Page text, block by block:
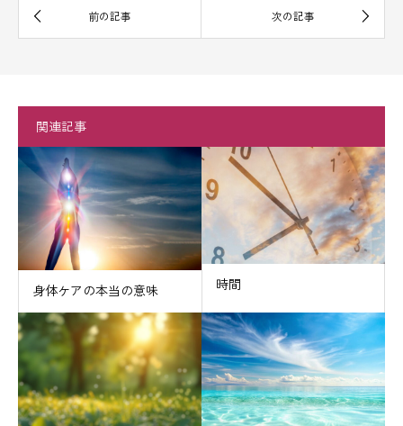
関連記事
身体ケアの本当の意味 時間